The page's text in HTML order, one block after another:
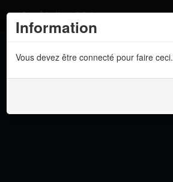
Information
Vous devez être connecté pour faire ceci.
Atelier 801
Dev Tracker
Langue